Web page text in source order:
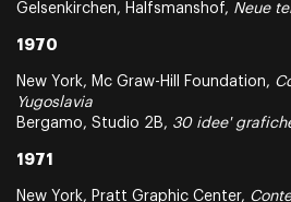
Gelsenkirchen, Halfsmanshof, Neue
1970
New York, Mc Graw-Hill Foundation,
Yugoslavia
Bergamo, Studio 2B, 30 idee'
1971
New York, Pratt Graphic Center,